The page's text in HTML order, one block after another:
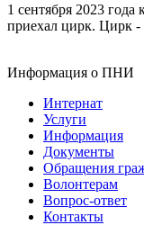
1 сентября 2023
приехал цирк. Цирк -
Информация о ПНИ
Интернат
Услуги
Информация
Документы
Обращения
Волонтерам
Вопрос-ответ
Контакты